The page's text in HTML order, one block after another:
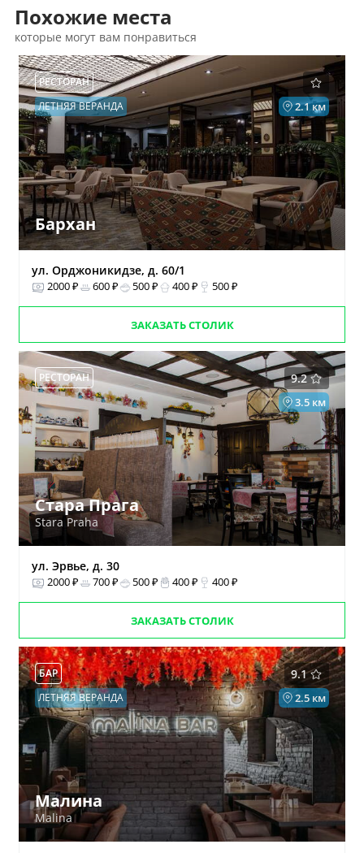
Похожие места
которые могут вам понравиться
РЕСТОРАН
2.1 км
ЛЕТНЯЯ ВЕРАНДА
Бархан
ул. Орджоникидзе, д. 60/1
2000 ₽ 600 ₽ 500 ₽ 400 ₽ 500 ₽
ЗАКАЗАТЬ СТОЛИК
9.2
РЕСТОРАН
3.5 км
Стара Прага
Stara Praha
ул. Эрвье, д. 30
2000 ₽ 700 ₽ 500 ₽ 400 ₽ 400 ₽
ЗАКАЗАТЬ СТОЛИК
9.1
БАР
2.5 км
ЛЕТНЯЯ ВЕРАНДА
Малина
Malina